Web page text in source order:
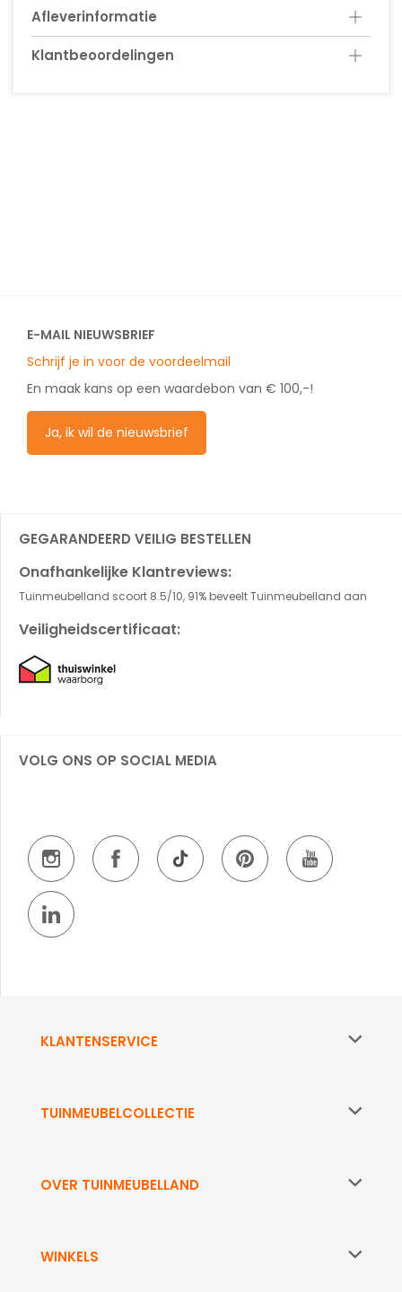
Afleverinformatie
Klantbeoordelingen
E-MAIL NIEUWSBRIEF
Schrijf je in voor de voordeelmail
En maak kans op een waardebon van € 100,-!
Ja, ik wil de nieuwsbrief
GEGARANDEERD VEILIG BESTELLEN
Onafhankelijke Klantreviews:
Tuinmeubelland scoort 8.5/10, 91% beveelt Tuinmeubelland aan
Veiligheidscertificaat:
VOLG ONS OP SOCIAL MEDIA
KLANTENSERVICE
TUINMEUBELCOLLECTIE
OVER TUINMEUBELLAND
WINKELS